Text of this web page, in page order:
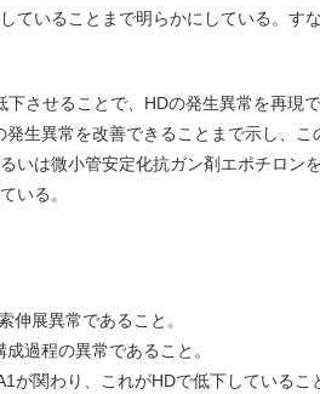
ていることまで明らかにしている。す
下させることで、HDの発生異常を再現
発生異常を改善できることまで示し、
いは微小管安定化抗ガン剤エポチロン
いる。
伸展異常であること。
過程の異常であること。
が関わり、これがHDで低下しているこ